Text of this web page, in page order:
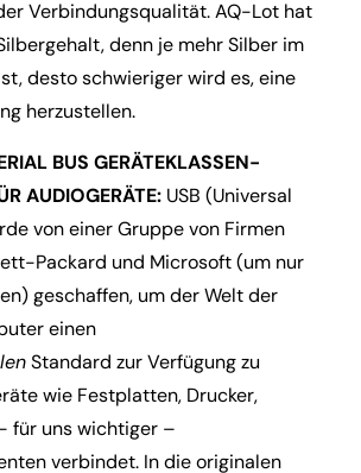
Verbindungsqualität. AQ-Lot hat
denn je mehr Silber im
desto schwieriger wird es, eine
herzustellen.
BUS GERÄTEKLASSEN-
AUDIOGERÄTE: USB (Universal
von einer Gruppe von Firmen
Packard und Microsoft (um nur
geschaffen, um der Welt der
einen
Standard zur Verfügung zu
wie Festplatten, Drucker,
für uns wichtiger –
verbindet. In die originalen